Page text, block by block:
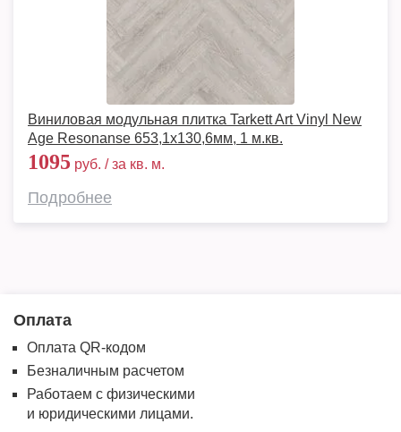
Виниловая модульная плитка Tarkett Art Vinyl New
Age Resonanse 653,1х130,6мм, 1 м.кв.
1095 руб. / за кв. м.
Подробнее
Оплата
Оплата QR-кодом
Безналичным расчетом
Работаем с физическими
и юридическими лицами.